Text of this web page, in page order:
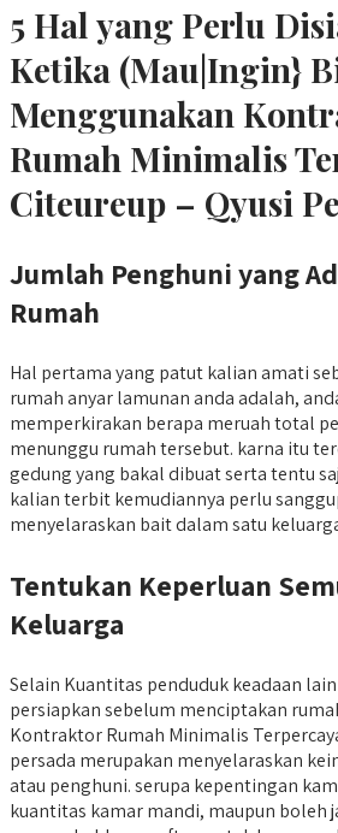
5 Hal yang Perlu
Ketika (Mau|Ingin}
Menggunakan
Rumah Minimalis
Citeureup – Qyusi
Jumlah Penghuni yang
Rumah
Hal pertama yang patut kalian amati
rumah anyar lamunan anda adalah,
memperkirakan berapa meruah total
menunggu rumah tersebut. karna itu
gedung yang bakal dibuat serta tentu
kalian terbit kemudiannya perlu
menyelaraskan bait dalam satu
Tentukan Keperluan
Keluarga
Selain Kuantitas penduduk keadaan
persiapkan sebelum menciptakan
Kontraktor Rumah Minimalis
persada merupakan menyelaraskan
atau penghuni. serupa kepentingan
kuantitas kamar mandi, maupun boleh